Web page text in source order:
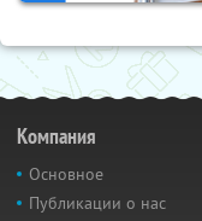
Компания
Основное
Публикации о нас